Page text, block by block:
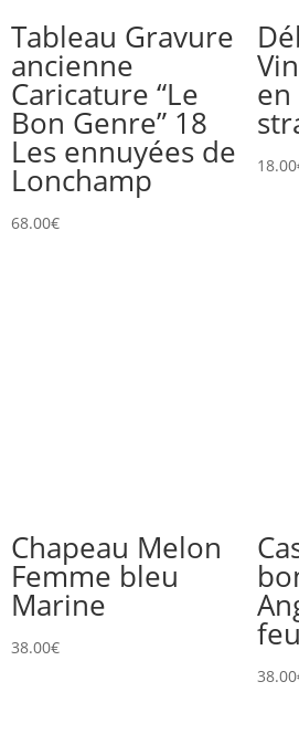
Tableau Gravure
ancienne
Caricature “Le
Bon Genre” 18
Les ennuyées de
Lonchamp
68.00€
18.00
Chapeau Melon
Femme bleu
Marine
38.00€
38.00